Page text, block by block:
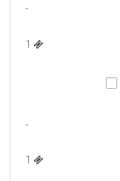
-
1
-
1